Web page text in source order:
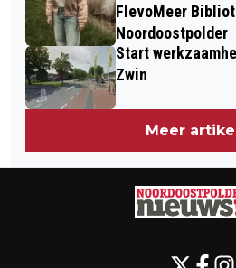
FlevoMeer
Noordoostpolder
Start
Zwin
Meer